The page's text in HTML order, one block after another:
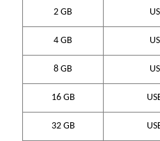
2 GB
4 GB
8 GB
16 GB
32 GB